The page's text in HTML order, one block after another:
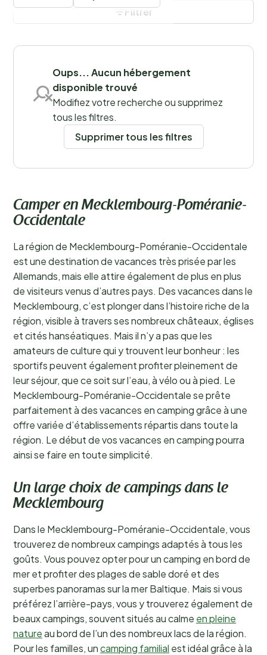
hanséatiques historiques. Grâce à cette grande
diversité, la région attire de nombreux visiteurs, et
passer des vacances en camping dans le
Sauvegarder les filtres
Filtrer
Oups... Aucun hébergement
disponible trouvé
Modifiez votre recherche ou supprimez
tous les filtres.
Supprimer tous les filtres
Camper en Mecklembourg-Poméranie-
Occidentale
La région de Mecklembourg-Poméranie-Occidentale
est une destination de vacances très prisée par les
Allemands, mais elle attire également de plus en plus
de visiteurs venus d’autres pays. Des vacances dans le
Mecklembourg, c’est plonger dans l’histoire riche de la
région, visible à travers ses nombreux châteaux, églises
et cités hanséatiques. Mais il n’y a pas que les
amateurs de culture qui y trouvent leur bonheur : les
sportifs peuvent également profiter pleinement de
leur séjour, que ce soit sur l’eau, à vélo ou à pied. Le
Mecklembourg-Poméranie-Occidentale se prête
parfaitement à des vacances en camping grâce à une
offre variée d’établissements répartis dans toute la
région. Le début de vos vacances en camping pourra
ainsi se faire en toute simplicité.
Un large choix de campings dans le
Mecklembourg
Dans le Mecklembourg-Poméranie-Occidentale, vous
trouverez de nombreux campings adaptés à tous les
goûts. Vous pouvez opter pour un camping en bord de
mer et profiter des plages de sable doré et des
superbes panoramas sur la mer Baltique. Mais si vous
préférez l’arrière-pays, vous y trouverez également de
beaux campings, souvent situés au calme en pleine
natureau bord de l’un des nombreux lacs de la région.
Pour les familles, uncamping familial est idéal grâce à la